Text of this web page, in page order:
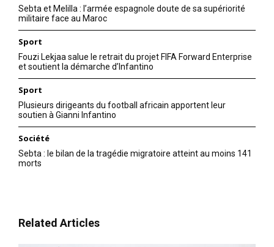
Sebta et Melilla : l’armée espagnole doute de sa supériorité
militaire face au Maroc
Sport
Fouzi Lekjaa salue le retrait du projet FIFA Forward Enterprise
et soutient la démarche d’Infantino
Sport
Plusieurs dirigeants du football africain apportent leur
soutien à Gianni Infantino
Société
Sebta : le bilan de la tragédie migratoire atteint au moins 141
morts
Related Articles